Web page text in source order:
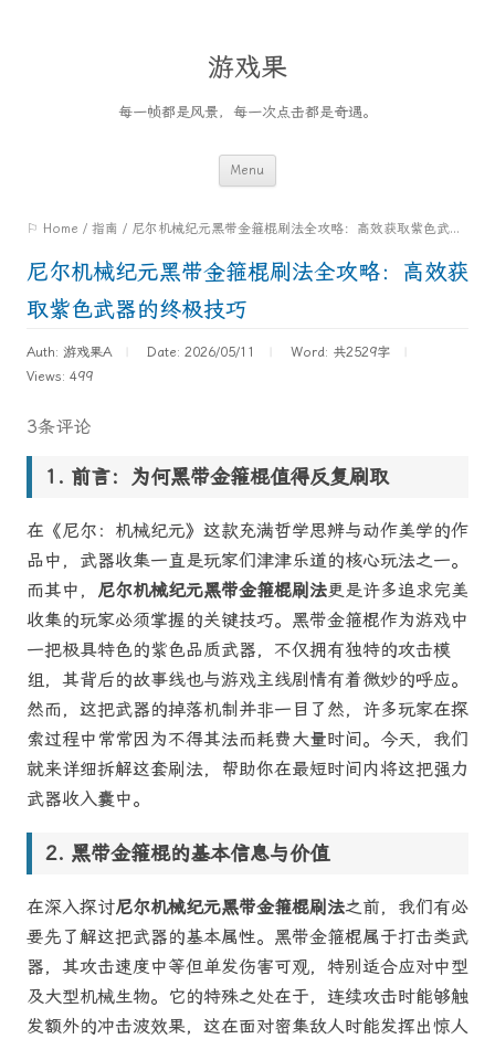
游戏果
每一帧都是风景，每一次点击都是奇遇。
Menu
content
⚐ Home / 指南 / 尼尔机械纪元黑带金箍棍刷法全攻略：高效获取紫色武器的终极技巧
尼尔机械纪元黑带金箍棍刷法全攻略：高效获
取紫色武器的终极技巧
Auth: 游戏果A Date: 2026/05/11 Word: 共2529字
Views: 499
3条评论
前言：为何黑带金箍棍值得反复刷取
在《尼尔：机械纪元》这款充满哲学思辨与动作美学的作
品中，武器收集一直是玩家们津津乐道的核心玩法之一。
而其中， 尼尔机械纪元黑带金箍棍刷法更是许多追求完美
收集的玩家必须掌握的关键技巧。黑带金箍棍作为游戏中
一把极具特色的紫色品质武器，不仅拥有独特的攻击模
组，其背后的故事线也与游戏主线剧情有着微妙的呼应。
然而，这把武器的掉落机制并非一目了然，许多玩家在探
索过程中常常因为不得其法而耗费大量时间。今天，我们
就来详细拆解这套刷法，帮助你在最短时间内将这把强力
武器收入囊中。
黑带金箍棍的基本信息与价值
在深入探讨尼尔机械纪元黑带金箍棍刷法之前，我们有必
要先了解这把武器的基本属性。黑带金箍棍属于打击类武
器，其攻击速度中等但单发伤害可观，特别适合应对中型
及大型机械生物。它的特殊之处在于，连续攻击时能够触
发额外的冲击波效果，这在面对密集敌人时能发挥出惊人